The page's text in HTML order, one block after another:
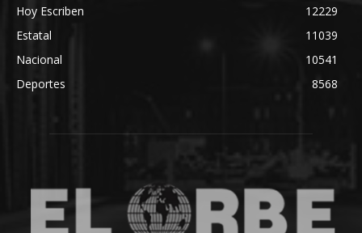
Hoy Escriben
12229
Estatal
11039
Nacional
10541
Deportes
8568